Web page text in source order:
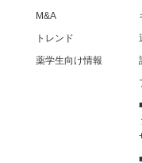
M&A
トレンド
薬学生向け情報